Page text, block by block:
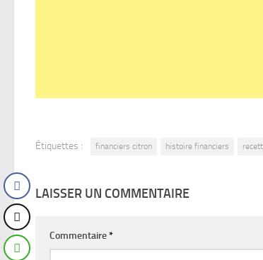
Étiquettes : financiers citron histoire financiers
LAISSER UN COMMENTAIRE
Commentaire*